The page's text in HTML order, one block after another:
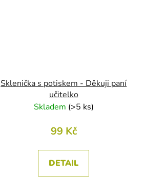
Sklenička s potiskem - Děkuji paní
učitelko
Skladem (>5 ks)
99 Kč
DETAIL